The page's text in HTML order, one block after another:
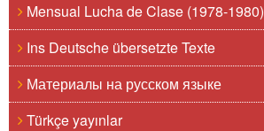
Mensual Lucha de Clase (1978-1980)
Ins Deutsche übersetzte Texte
Материалы на русском языке
Türkçe yayınlar